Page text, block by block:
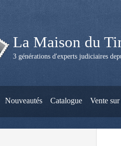
La Maison du
3 générations d'experts judiciaires
Nouveautés Catalogue Vente